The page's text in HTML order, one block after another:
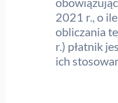
2021 r., o
obliczania
r.) płatnik
ich